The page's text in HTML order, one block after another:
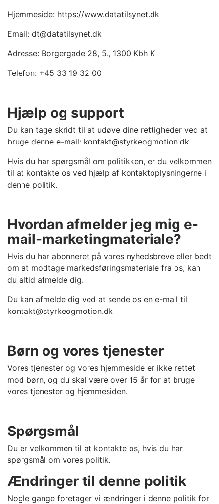
Hjemmeside: https://www.datatilsynet.dk
Email: dt@datatilsynet.dk
Adresse: Borgergade 28, 5., 1300 Kbh K
Telefon: +45 33 19 32 00
Hjælp og support
Du kan tage skridt til at udøve dine rettigheder ved at
bruge denne e-mail: kontakt@styrkeogmotion.dk
Hvis du har spørgsmål om politikken, er du velkommen
til at kontakte os ved hjælp af kontaktoplysningerne i
denne politik.
Hvordan afmelder jeg mig e-
mail-marketingmateriale?
Hvis du har abonneret på vores nyhedsbreve eller bedt
om at modtage markedsføringsmateriale fra os, kan
du altid afmelde dig.
Du kan afmelde dig ved at sende os en e-mail til
kontakt@styrkeogmotion.dk
Børn og vores tjenester
Vores tjenester og vores hjemmeside er ikke rettet
mod børn, og du skal være over 15 år for at bruge
vores tjenester og hjemmesiden.
Spørgsmål
Du er velkommen til at kontakte os, hvis du har
spørgsmål om vores politik.
Ændringer til denne politik
Nogle gange foretager vi ændringer i denne politik for